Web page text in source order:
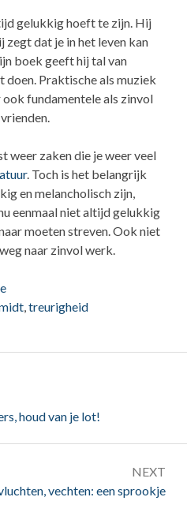
gelukkig hoeft te zijn. Hij
dat je in het leven kan
boek geeft hij tal van
doen. Praktische als muziek
fundamentele als zinvol
weer zaken die je weer veel
. Toch is het belangrijk
en melancholisch zijn,
eenmaal niet altijd gelukkig
moeten streven. Ook niet
naar zinvol werk.
,treurigheid
houd van je lot!
NEXT
vechten: een sprookje